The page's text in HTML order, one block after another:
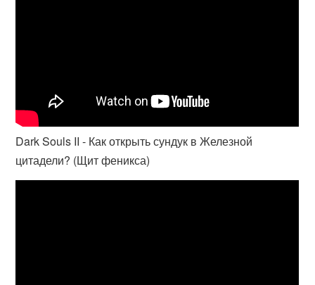
Dark Souls II - Как открыть сундук в Железной
цитадели? (Щит феникса)